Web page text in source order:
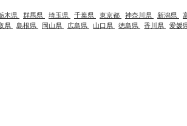
木県 群馬県 埼玉県 千葉県 東京都 神奈川県 新潟県
県 島根県 岡山県 広島県 山口県 徳島県 香川県 愛媛